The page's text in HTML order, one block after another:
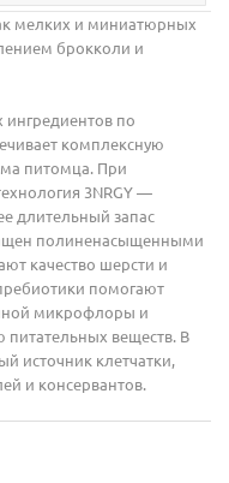
мелких и миниатюрных
брокколи и
ингредиентов по
комплексную
питомца. При
3NRGY —
длительный запас
полиненасыщенными
качество шерсти и
помогают
микрофлоры и
питательных веществ. В
источник клетчатки,
и консервантов.